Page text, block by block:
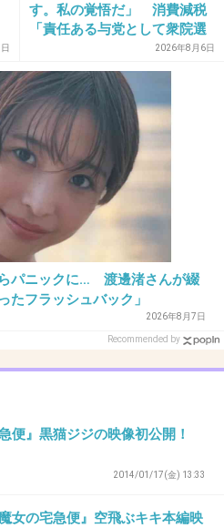
ら期待してたんだけどダメだ
+8
感じ
す。私の覚悟だ」 消費減税
「責任ある与党として衆院選
公約に掲げ理解賜った」2026年8月6日
らパニックに… 渡邊渚さんが綴
たフラッシュバック」
2026年8月7日
Recommended by
便』黒猫ジジの映像初公開！
2014/01/17(金) 13:33
女の宅急便』空飛ぶキキ本編映